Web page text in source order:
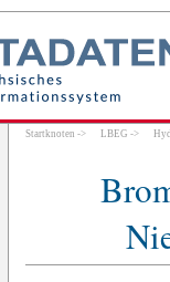
Startknoten -> LBEG ->